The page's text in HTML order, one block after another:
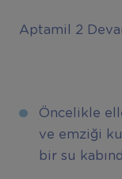
Aptamil 2
Öncelikle
ve emziği
bir su